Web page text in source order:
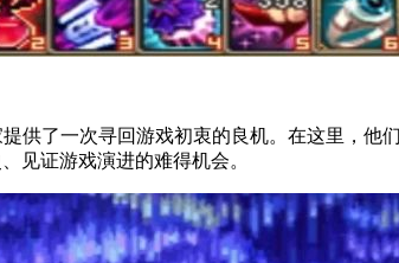
供了一次寻回游戏初衷的良机。在这里，
见证游戏演进的难得机会。